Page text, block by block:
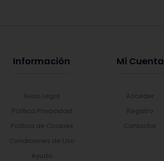
Información
Aviso Legal
Política Privacidad
Política de Cookies
Condiciones de Uso
Ayuda
Mi Cuenta
Acceder
Registro
Contactar